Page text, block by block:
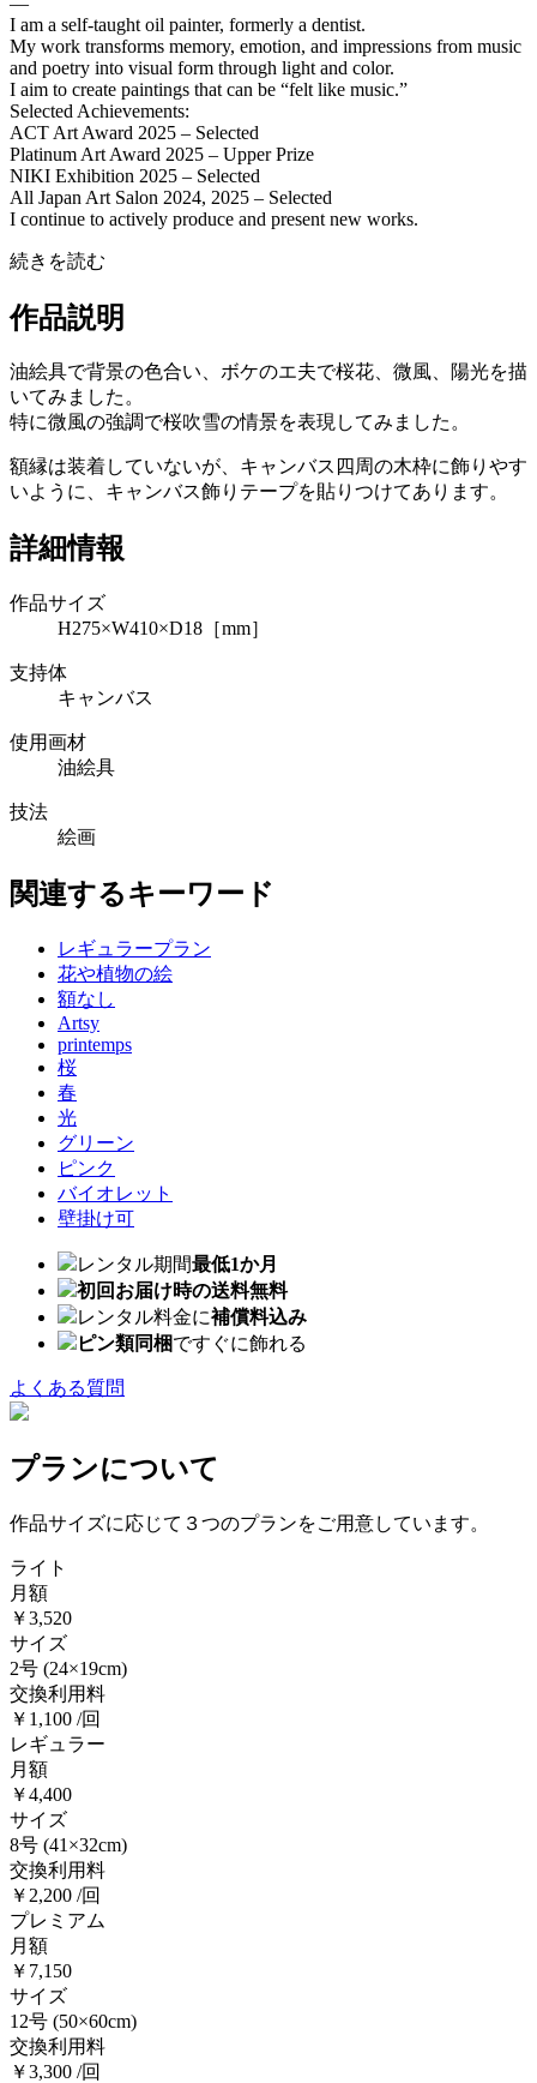
I am a self-taught oil painter, formerly a dentist.
My work transforms memory, emotion, and impressions from music
and poetry into visual form through light and color.
I aim to create paintings that can be “felt like music.”
Selected Achievements:
ACT Art Award 2025 – Selected
Platinum Art Award 2025 – Upper Prize
NIKI Exhibition 2025 – Selected
All Japan Art Salon 2024, 2025 – Selected
I continue to actively produce and present new works.
続きを読む
作品説明
油絵具で背景の色合い、ボケのエ夫で桜花、微風、陽光を描
いてみました。
特に微風の強調で桜吹雪の情景を表現してみました。
額縁は装着していないが、キャンバス四周の木枠に飾りやす
いように、キャンバス飾りテープを貼りつけてあります。
詳細情報
作品サイズ
H275×W410×D18［mm］
支持体
キャンバス
使用画材
油絵具
技法
絵画
関連するキーワード
レギュラープラン
花や植物の絵
額なし
Artsy
printemps
桜
春
光
グリーン
ピンク
バイオレット
壁掛け可
レンタル期間最低1か月
初回お届け時の送料無料
レンタル料金に補償料込み
ピン類同梱ですぐに飾れる
よくある質問
プランについて
作品サイズに応じて３つのプランをご用意しています。
ライト
月額
￥3,520
サイズ
2号 (24×19cm)
交換利用料
￥1,100 /回
レギュラー
月額
￥4,400
サイズ
8号 (41×32cm)
交換利用料
￥2,200 /回
プレミアム
月額
￥7,150
サイズ
12号 (50×60cm)
交換利用料
￥3,300 /回